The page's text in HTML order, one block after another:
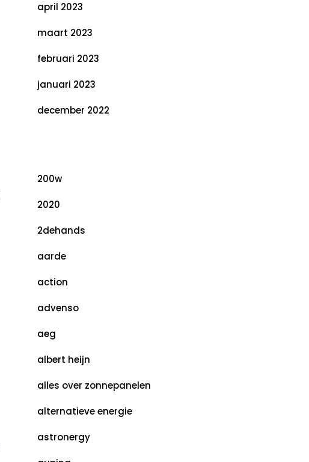
april 2023
maart 2023
februari 2023
januari 2023
december 2022
200w
2020
2dehands
aarde
action
advenso
aeg
albert heijn
alles over zonnepanelen
alternatieve energie
astronergy